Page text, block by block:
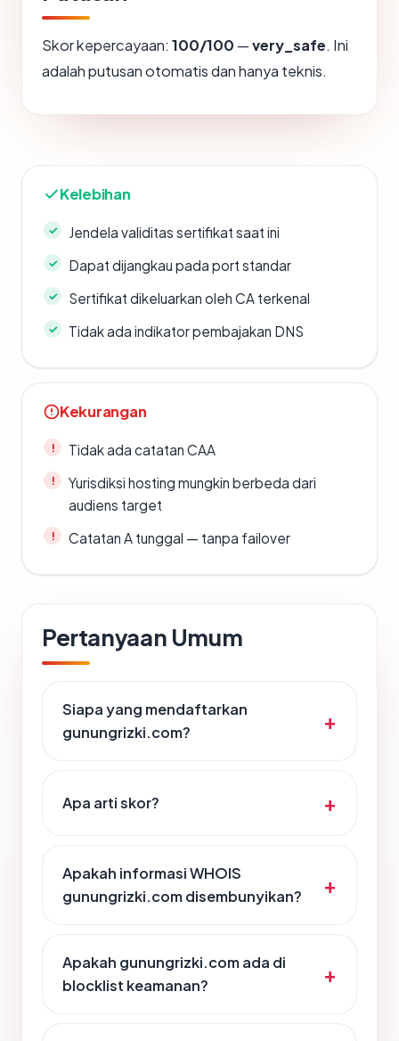
Skor kepercayaan: 100/100 —very_safe. Ini
adalah putusan otomatis dan hanya teknis.
Kelebihan
Jendela validitas sertifikat saat ini
Dapat dijangkau pada port standar
Sertifikat dikeluarkan oleh CA terkenal
Tidak ada indikator pembajakan DNS
Kekurangan
Tidak ada catatan CAA
Yurisdiksi hosting mungkin berbeda dari
audiens target
Catatan A tunggal — tanpa failover
Pertanyaan Umum
Siapa yang mendaftarkan
gunungrizki.com?
Apa arti skor?
Apakah informasi WHOIS
gunungrizki.com disembunyikan?
Apakah gunungrizki.com ada di
blocklist keamanan?